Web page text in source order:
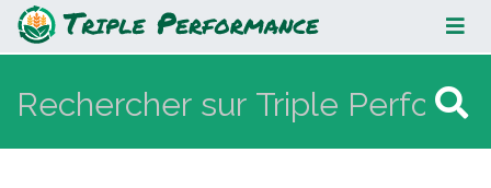
Chambre régionale Centre Val de
Loire